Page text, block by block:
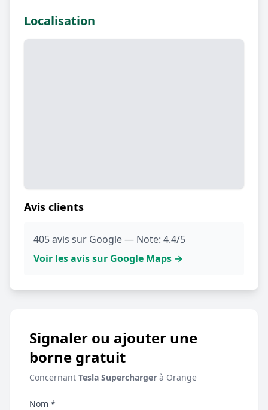
Localisation
Avis clients
405 avis sur Google — Note: 4.4/5
Voir les avis sur Google Maps →
Signaler ou ajouter une
borne gratuit
Concernant Tesla Supercharger à Orange
Nom *